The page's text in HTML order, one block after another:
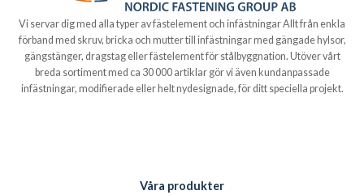
Vi servar dig med alla typer av fästelement och infästningar Allt från enkla
förband med skruv, bricka och mutter till infästningar med gängade hylsor,
gängstänger, dragstag eller fästelement för stålbyggnation. Utöver vårt
breda sortiment med ca 30 000 artiklar gör vi även kundanpassade
infästningar, modifierade eller helt nydesignade, för ditt speciella projekt.
Våra produkter